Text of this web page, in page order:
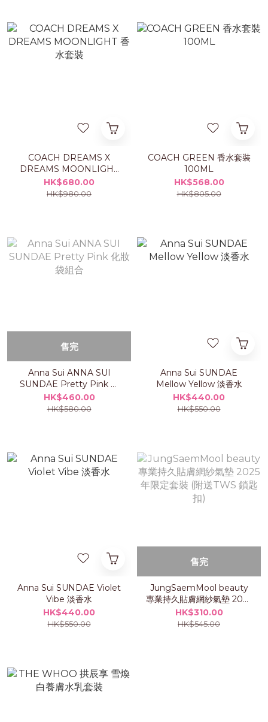
COACH DREAMS X
DREAMS MOONLIGHT
香水套裝
HK$680.00
HK$980.00
COACH GREEN 香水套裝
100ML
HK$568.00
HK$805.00
售完
Anna Sui ANNA SUI
SUNDAE Pretty Pink 化
妝袋組合
HK$460.00
HK$580.00
Anna Sui SUNDAE
Mellow Yellow 淡香水
HK$440.00
HK$550.00
Anna Sui SUNDAE Violet
Vibe 淡香水
HK$440.00
HK$550.00
售完
JungSaemMool beauty
專業持久貼膚網紗氣墊 2025
年限定套裝 (附送TWS 鎖匙
扣)
HK$310.00
HK$545.00